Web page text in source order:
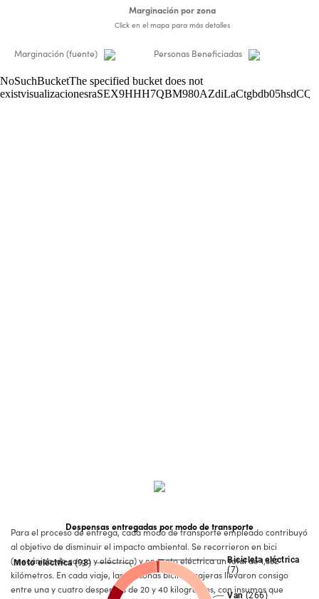
Marginación por zona
Click en el mapa para más detalles
Marginación(fuente) Personas Beneficiadas
Despensas entregadas por modo de transporte
Para el proceso de entrega, cada modo de transporte empleado contribuyó
al objetivo de disminuir el impacto ambiental. Se recorrieron en bici
(mecánica, de cargo y eléctrica) y en moto eléctrica un total de 1,332
kilómetros. En cada viaje, las personas bicimensajeras llevaron consigo
entre una y cuatro despensas de 20 y 40 kilogramos, con insumos que